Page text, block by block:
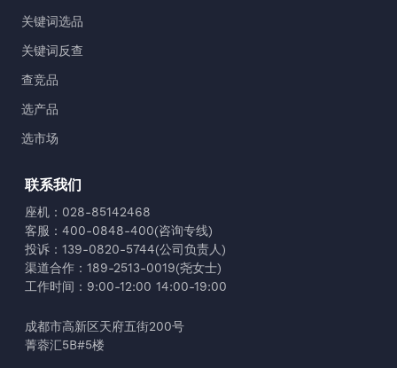
关键词选品
关键词反查
查竞品
选产品
选市场
联系我们
座机：028-85142468
客服：400-0848-400(咨询专线)
投诉：139-0820-5744(公司负责人)
渠道合作：189-2513-0019(尧女士)
工作时间：9:00-12:00 14:00-19:00
成都市高新区天府五街200号
菁蓉汇5B#5楼